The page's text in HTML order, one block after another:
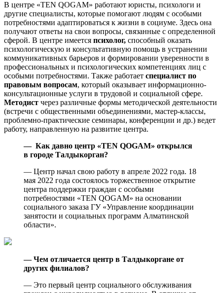
В центре «TEN QOGAM» работают юристы, психологи и
другие специалисты, которые помогают людям с особыми
потребностями адаптироваться к жизни в социуме. Здесь она
получают ответы на свои вопросы, связанные с определенной
сферой. В центре имеется психолог, способный оказать
психологическую и консультативную помощь в устранении
коммуникативных барьеров и формировании уверенности в
профессиональных и психологических компетенциях лиц с
особыми потребностями. Также работает специалист по
правовым вопросам, который оказывает информационно-
консультационные услуги в трудовой и социальной сфере.
Методист через различные формы методической деятельности
(встречи с общественными объединениями, мастер-классы,
проблемно-практические семинары, конференции и др.) ведет
работу, направленную на развитие центра.
— Как давно центр «TEN QOGAM» открылся
в городе Талдыкорган?
— Центр начал свою работу в апреле 2022 года. 18
мая 2022 года состоялось торжественное открытие
центра поддержки граждан с особыми
потребностями «TEN QOGAM» на основании
социального заказа ГУ «Управление координации
занятости и социальных программ Алматинской
области».
— Чем отличается центр в Талдыкоргане от
других филиалов?
— Это первый центр социального обслуживания